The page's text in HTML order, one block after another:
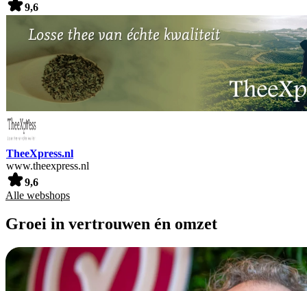
9,6
TheeXpress.nl
www.theexpress.nl
9,6
Alle webshops
Groei in vertrouwen én omzet